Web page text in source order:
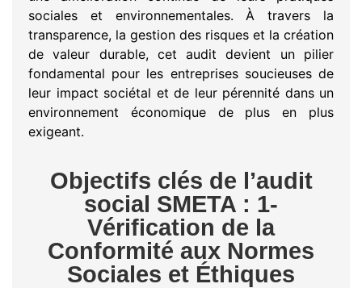
sociales et environnementales. À travers la
transparence, la gestion des risques et la création
de valeur durable, cet audit devient un pilier
fondamental pour les entreprises soucieuses de
leur impact sociétal et de leur pérennité dans un
environnement économique de plus en plus
exigeant.
Objectifs clés de l’audit
social SMETA : 1-
Vérification de la
Conformité aux Normes
Sociales et Éthiques